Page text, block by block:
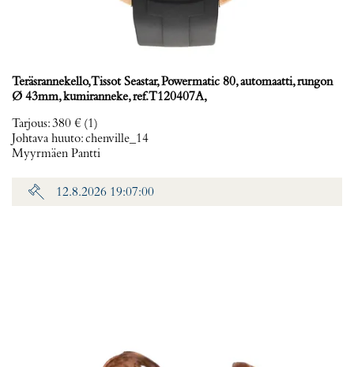
Teräsrannekello, Tissot Seastar, Powermatic 80, automaatti, rungon
Ø 43mm, kumiranneke, ref. T120407A,
Tarjous:380 € (1)
Johtava huuto:chenville_14
Myyrmäen Pantti
12.8.2026 19:07:00